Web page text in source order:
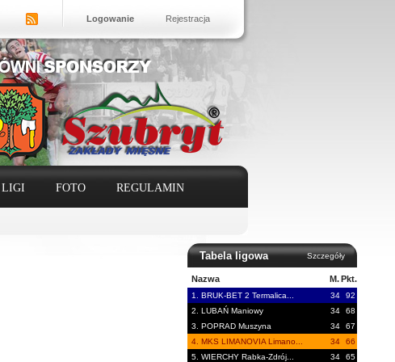
Logowanie Rejestracja
LIGI FOTO REGULAMIN
Tabela ligowa Szczegóły
Nazwa M. Pkt.
1. BRUK-BET 2 Termalica... 34
92
2. LUBAŃ Maniowy
34
68
3. POPRAD Muszyna
34
67
4. MKS LIMANOVIA Limano...
34
66
5. WIERCHY Rabka-Zdrój...
34
65